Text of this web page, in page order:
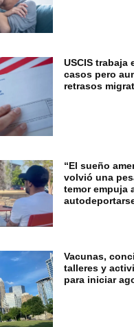
USCIS trabaja
casos pero
retrasos
“El sueño
volvió una
temor empuja
Vacunas,
talleres y
para iniciar